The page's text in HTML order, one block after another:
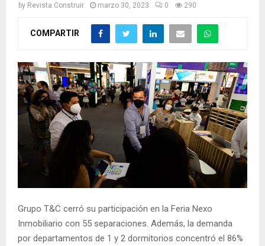
by Revista Construir marzo 30, 2023 0 290
COMPARTIR
Grupo T&C cerró su participación en la Feria Nexo
Inmobiliario con 55 separaciones. Además, la demanda
por departamentos de 1 y 2 dormitorios concentró el 86%